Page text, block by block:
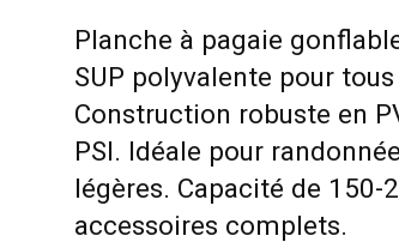
Planche à pagaie
SUP polyvalente pour
Construction robuste en
PSI. Idéale pour
légères. Capacité de 150-
accessoires complets.